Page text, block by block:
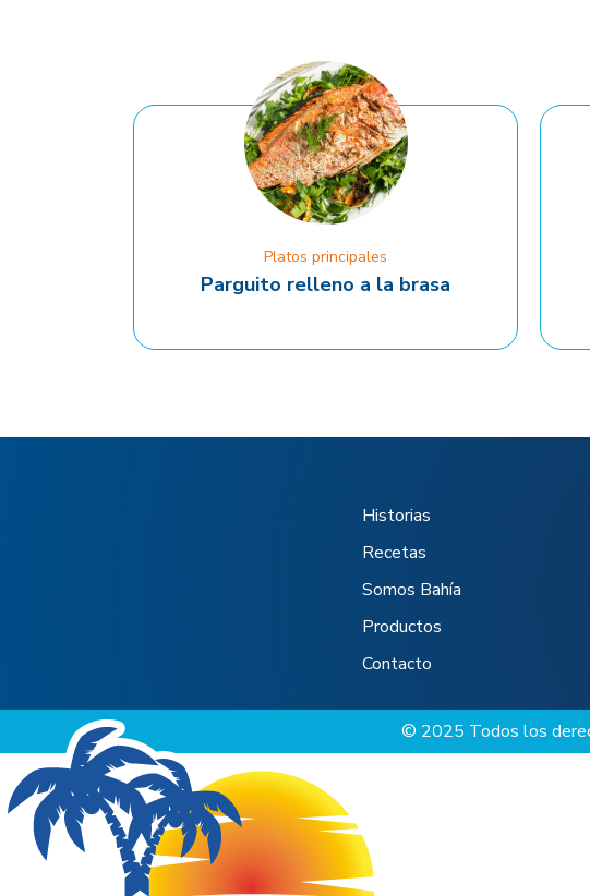
Platos principales
Parguito relleno a la brasa
Historias
Recetas
Somos Bahía
Productos
Contacto
© 2025 Todos los